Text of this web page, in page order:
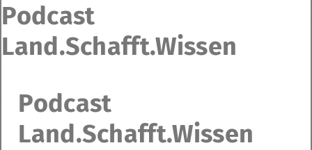
Podcast
Land.Schafft.Wissen
Podcast
Land.Schafft.Wissen